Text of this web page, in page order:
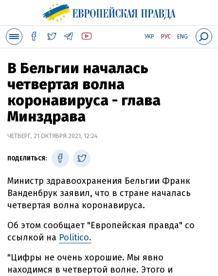
УКР РУС ENG
В Бельгии началась
четвертая волна
коронавируса - глава
Минздрава
ЧЕТВЕРГ, 21 ОКТЯБРЯ 2021, 12:24
ПОДЕЛИТЬСЯ:
Министр здравоохранения Бельгии Франк
Ванденбрук заявил, что в стране началась
четвертая волна коронавируса.
Об этом сообщает "Европейская правда" со
ссылкой на Politico.
"Цифры не очень хорошие. Мы явно
находимся в четвертой волне. Этого и